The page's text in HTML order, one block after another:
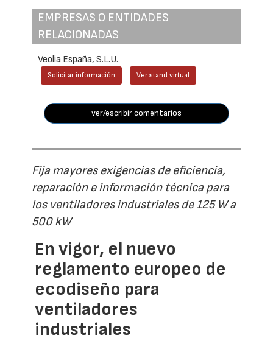
EMPRESAS O ENTIDADES
RELACIONADAS
Veolia España, S.L.U.
Solicitar información Ver stand virtual
ver/escribir comentarios
Fija mayores exigencias de eficiencia,
reparación e información técnica para
los ventiladores industriales de 125 W a
500 kW
En vigor, el nuevo
reglamento europeo de
ecodiseño para
ventiladores
industriales